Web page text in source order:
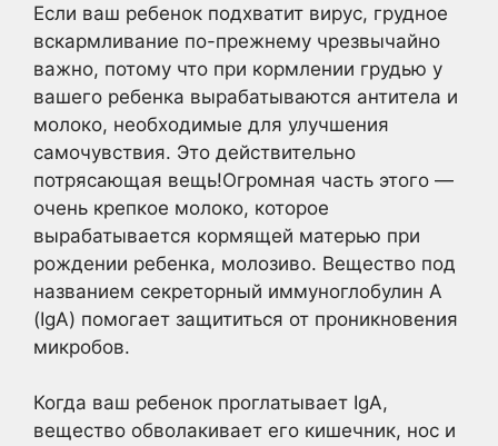
Если ваш ребенок подхватит вирус, грудное
вскармливание по-прежнему чрезвычайно
важно, потому что при кормлении грудью у
вашего ребенка вырабатываются антитела и
молоко, необходимые для улучшения
самочувствия. Это действительно
потрясающая вещь!Огромная часть этого —
очень крепкое молоко, которое
вырабатывается кормящей матерью при
рождении ребенка, молозиво. Вещество под
названием секреторный иммуноглобулин А
(IgA) помогает защититься от проникновения
микробов.
Когда ваш ребенок проглатывает IgA,
вещество обволакивает его кишечник, нос и